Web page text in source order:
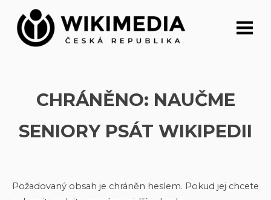
Přeskočit
obsah
CHRÁNĚNO: NAUČME
SENIORY PSÁT WIKIPEDII
Požadovaný obsah je chráněn heslem. Pokud jej chcete